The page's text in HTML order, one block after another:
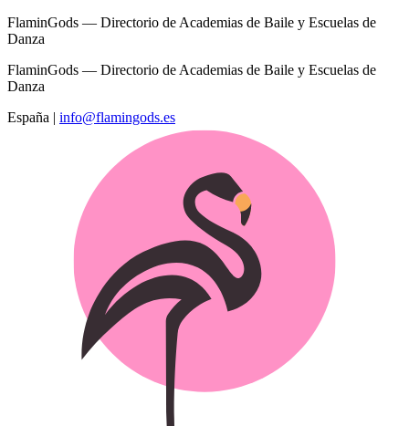
FlaminGods — Directorio de Academias de Baile y Escuelas de
Danza
FlaminGods — Directorio de Academias de Baile y Escuelas de
Danza
España | info@flamingods.es